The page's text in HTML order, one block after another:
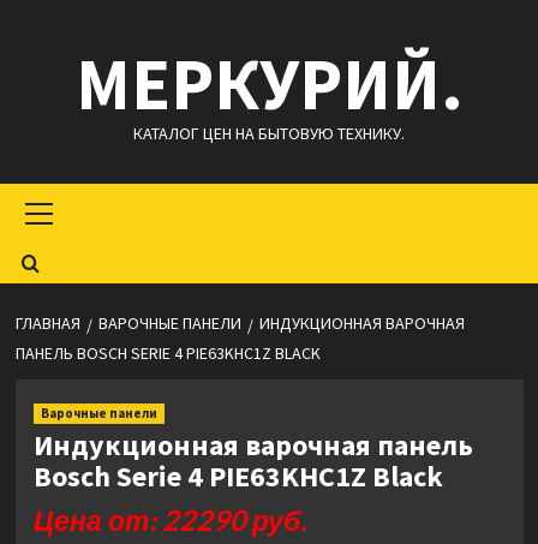
содержимомуМЕРКУРИЙ.
КАТАЛОГ ЦЕН НА БЫТОВУЮ ТЕХНИКУ.
меню
ГЛАВНАЯ ВАРОЧНЫЕ ПАНЕЛИ
ИНДУКЦИОННАЯ ВАРОЧНАЯ
ПАНЕЛЬ BOSCH SERIE 4 PIE63KHC1Z BLACK
Варочные панели
Индукционная варочная панель
Bosch Serie 4 PIE63KHC1Z Black
Цена от: 22290 руб.